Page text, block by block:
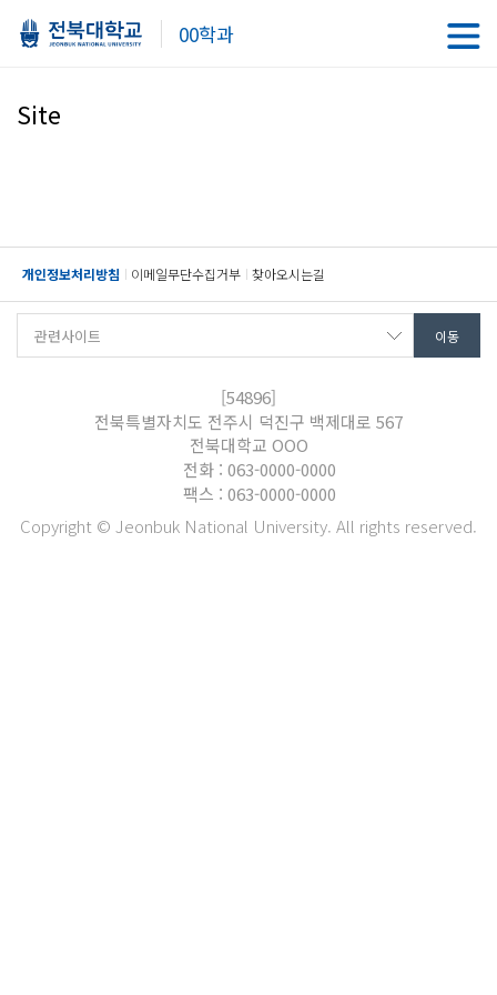
00학과
Site
개인정보처리방침 이메일무단수집거부 찾아오시는길
[54896]
전북특별자치도 전주시 덕진구 백제대로 567
전북대학교 OOO
전화 : 063-0000-0000
팩스 : 063-0000-0000
Copyright © Jeonbuk National University. All rights reserved.